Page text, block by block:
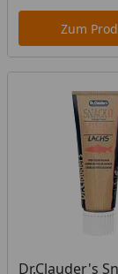
Zum
Dr.Clauder's
Produkt am